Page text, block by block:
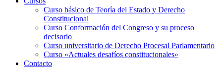
Curso básico de Teoría del Estado y Derecho
Constitucional
Curso Conformación del Congreso y su proceso
decisorio
Curso universitario de Derecho Procesal Parlamentario
Curso «Actuales desafíos constitucionales»
Contacto